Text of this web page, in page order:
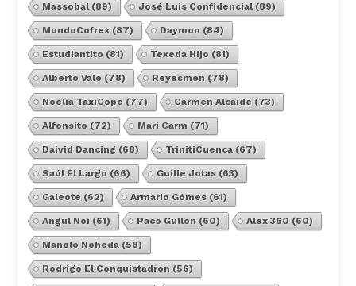
Massobal(89) José Luis Confidencial(89)
MundoCofrex(87) Daymon (84)
Estudiantito (81) Texeda Hijo (81)
Alberto Vale (78) Reyesmen (78)
Noelia TaxiCope (77) Carmen Alcaide (73)
Alfonsito (72) Mari Carm (71)
Daivid Dancing (68) TrinitiCuenca(67)
Saúl El Largo (66) Guille Jotas(63)
Galeote (62) Armario Gómes(61)
Angul Noi (61) Paco Gullón (60) Alex 360 (60)
Manolo Noheda(58)
Rodrigo El Conquistadron (56)